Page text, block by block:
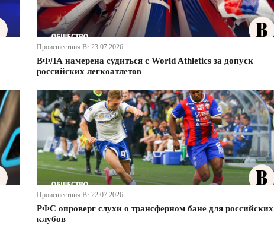
Происшествия В· 23.07.2026
ВФЛА намерена судиться с World Athletics за допуск
российских легкоатлетов
Происшествия В· 22.07.2026
РФС опроверг слухи о трансферном бане для российских
клубов